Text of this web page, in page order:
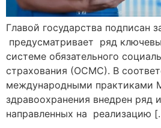
Главой государства подписан
предусматривает ряд
системе обязательного
страхования (ОСМС). В
международными практиками
здравоохранения внедрен ряд
направленных на реализацию